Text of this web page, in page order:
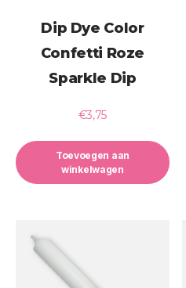
Dip Dye Color
Confetti Roze
Sparkle Dip
€3,75
Toevoegen aan
winkelwagen